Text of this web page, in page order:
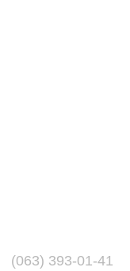
(063) 393-01-41